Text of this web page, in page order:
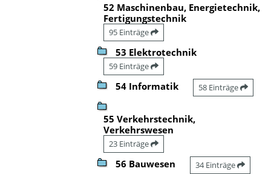
52 Maschinenbau, Energietechnik,
Fertigungstechnik
95 Einträge
53 Elektrotechnik
59 Einträge
54 Informatik 58 Einträge
55 Verkehrstechnik,
Verkehrswesen
23 Einträge
56 Bauwesen 34 Einträge